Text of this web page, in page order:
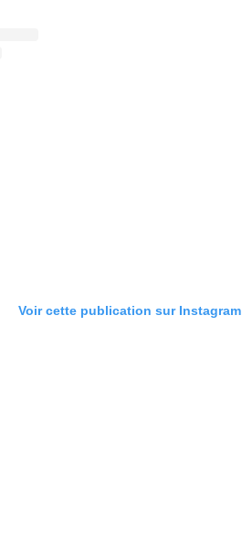
Voir cette publication sur Instagram